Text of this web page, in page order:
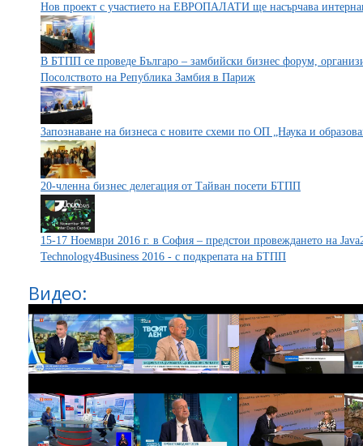
Нов проект с участието на ЕВРОПАЛАТИ ще насърчава
В БТПП се проведе Българо – замбийски бизнес форум,
Посолството на Република Замбия в Париж
Запознаване на бизнеса с новите схеми по ОП „Наука и
20-членна бизнес делегация от Тайван посети БТПП
15-17 Ноември 2016 г. в София – предстои провеждането на
Technology4Business 2016 - с подкрепата на БТПП
Видео: